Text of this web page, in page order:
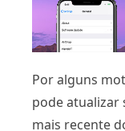
Por alguns
pode atualizar
mais recente